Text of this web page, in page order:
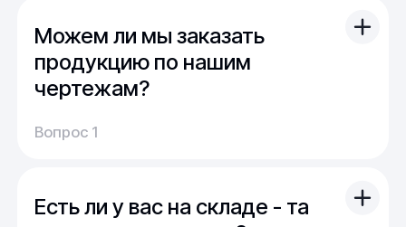
Можем ли мы заказать
продукцию по нашим
чертежам?
Вы можете отправить свой чертеж/проект
(в т.ч. примерный) с техническим заданием.
Мы можем изготовить для вас как мелкую
Вопрос 1
Есть ли у вас на складе - та